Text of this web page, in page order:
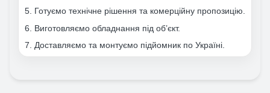
Готуємо технічне рішення та комерційну пропозицію.
Виготовляємо обладнання під об’єкт.
Доставляємо та монтуємо підйомник по Україні.